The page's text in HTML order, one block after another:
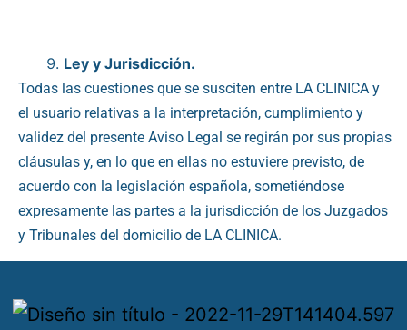
Ley y Jurisdicción.
Todas las cuestiones que se susciten entre LA CLINICA y
el usuario relativas a la interpretación, cumplimiento y
validez del presente Aviso Legal se regirán por sus propias
cláusulas y, en lo que en ellas no estuviere previsto, de
acuerdo con la legislación española, sometiéndose
expresamente las partes a la jurisdicción de los Juzgados
y Tribunales del domicilio de LA CLINICA.